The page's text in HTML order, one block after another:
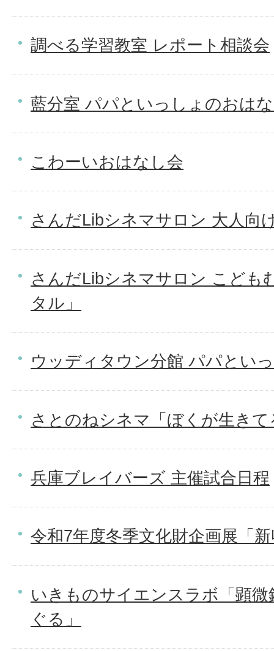
調べる学習教室 レポート相談会
藍分室 パパといっしょのおは
こわーいおはなし会
さんだLibシネマサロン 大人向
さんだLibシネマサロン こども
タル」
ウッディタウン分館 パパとい
さとのねシネマ「ぼくが生き
兵庫ブレイバーズ 主催試合日程
令和7年度冬季文化財企画展「
いきものサイエンスラボ「顕
ぐる」